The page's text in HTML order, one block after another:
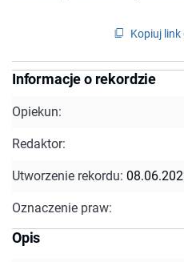
Kopiuj link
Informacje o rekordzie
Opiekun:
Redaktor:
Utworzenie rekordu:
Oznaczenie praw:
Opis